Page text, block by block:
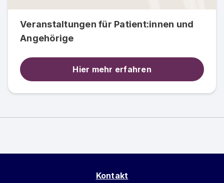
Veranstaltungen für Patient:innen und
Angehörige
Hier mehr erfahren
Kontakt